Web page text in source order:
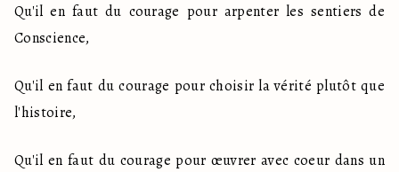
Qu'il en faut du courage pour arpenter les sentiers de
Conscience,
Qu'il en faut du courage pour choisir la vérité plutôt que
l'histoire,
Qu'il en faut du courage pour œuvrer avec coeur dans un